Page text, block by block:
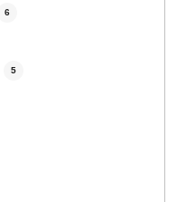
6
5